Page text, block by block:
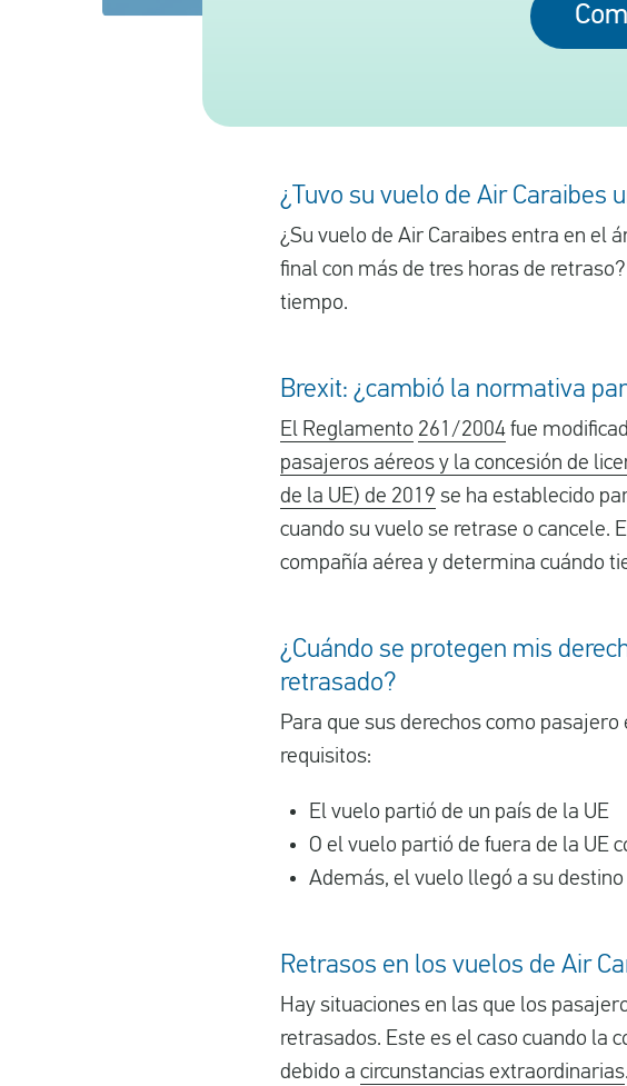
¿Tuvo su vuelo de Air Caraibes
¿Su vuelo de Air Caraibes entra en el
final con más de tres horas de
tiempo.
Brexit: ¿cambió la normativa
El Reglamento 261/2004 fue
pasajeros aéreos y la concesión de
de la UE) de 2019 se ha establecido
cuando su vuelo se retrase o cancele.
compañía aérea y determina cuándo
¿Cuándo se protegen mis
retrasado?
Para que sus derechos como
requisitos:
El vuelo partió de un país de la UE
O el vuelo partió de fuera de la UE
Además, el vuelo llegó a su
Retrasos en los vuelos de Air
Hay situaciones en las que los
retrasados. Este es el caso cuando la
debido a circunstancias extraordinarias